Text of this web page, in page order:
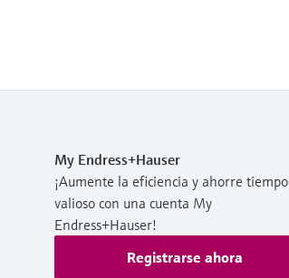
My Endress+Hauser
¡Aumente la eficiencia y ahorre tiempo
valioso con una cuenta My
Endress+Hauser!
Registrarse ahora